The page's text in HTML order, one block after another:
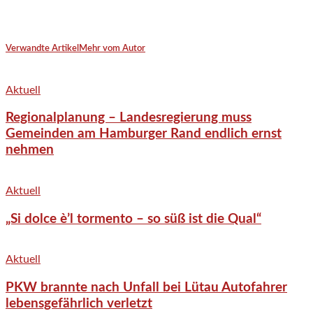
Verwandte Artikel Mehr vom Autor
Aktuell
Regionalplanung – Landesregierung muss
Gemeinden am Hamburger Rand endlich ernst
nehmen
Aktuell
„Si dolce è’l tormento – so süß ist die Qual“
Aktuell
PKW brannte nach Unfall bei Lütau Autofahrer
lebensgefährlich verletzt